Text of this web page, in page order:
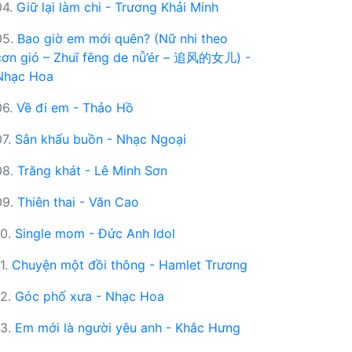
Giữ lại làm chi - Trương Khải Minh
Bao giờ em mới quên? (Nữ nhi theo
gió – Zhuī fēng de nǚ’ér – 追风的女儿) -
Hoa
Về đi em - Thảo Hồ
Sân khấu buồn - Nhạc Ngoại
Trăng khát - Lê Minh Sơn
Thiên thai - Văn Cao
Single mom - Đức Anh Idol
Chuyện một đồi thông - Hamlet Trương
Góc phố xưa - Nhạc Hoa
Em mới là người yêu anh - Khắc Hưng